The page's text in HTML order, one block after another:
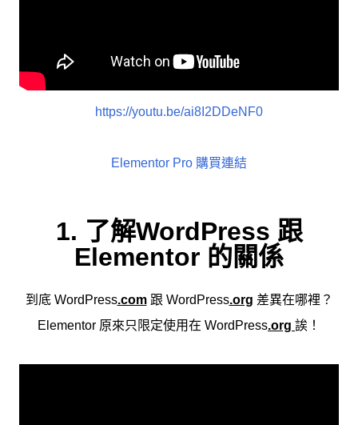
https://youtu.be/ai8I2DDeNF0
Elementor Pro 購買連結
1. 了解WordPress 跟
Elementor 的關係
到底 WordPress.com跟 WordPress.org 差異在哪裡？
Elementor 原來只限定使用在 WordPress.org 誒！